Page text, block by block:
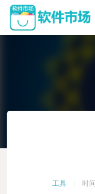
工具 时